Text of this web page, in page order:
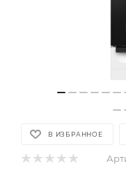
В ИЗБРАННОЕ